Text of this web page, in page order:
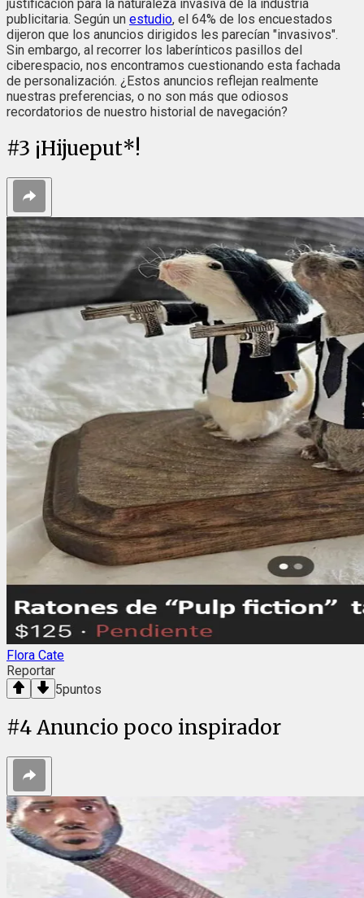
justificación para la naturaleza invasiva de la industria
publicitaria. Según un estudio, el 64% de los encuestados
dijeron que los anuncios dirigidos les parecían "invasivos".
Sin embargo, al recorrer los laberínticos pasillos del
ciberespacio, nos encontramos cuestionando esta fachada
de personalización. ¿Estos anuncios reflejan realmente
nuestras preferencias, o no son más que odiosos
recordatorios de nuestro historial de navegación?
#3 ¡Hijueput*!
Flora Cate
Reportar
5puntos
#4Anuncio poco inspirador